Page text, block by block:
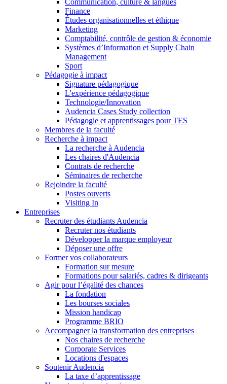
Communication, culture & langues
Finance
Études organisationnelles et éthique
Marketing
Comptabilité, contrôle de gestion & économie
Systèmes d’Information et Supply Chain
Management
Sport
Pédagogie à impact
Signature pédagogique
L'expérience pédagogique
Technologie/Innovation
Audencia Cases Study collection
Pédagogie et apprentissages pour TES
Membres de la faculté
Recherche à impact
La recherche à Audencia
Les chaires d'Audencia
Contrats de recherche
Séminaires de recherche
Rejoindre la faculté
Postes ouverts
Visiting In
Entreprises
Recruter des étudiants Audencia
Recruter nos étudiants
Développer la marque employeur
Déposer une offre
Former vos collaborateurs
Formation sur mesure
Formations pour salariés, cadres & dirigeants
Agir pour l’égalité des chances
La fondation
Les bourses sociales
Mission handicap
Programme BRIO
Accompagner la transformation des entreprises
Nos chaires de recherche
Corporate Services
Locations d'espaces
Soutenir Audencia
La taxe d’apprentissage